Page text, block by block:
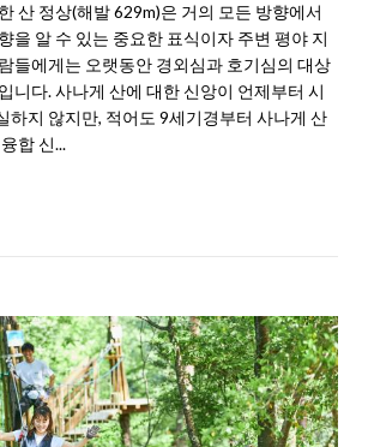
산 정상(해발 629m)은 거의 모든 방향에서
을 알 수 있는 중요한 표식이자 주변 평야 지
들에게는 오랫동안 경외심과 호기심의 대상
니다. 사나게 산에 대한 신앙이 언제부터 시
하지 않지만, 적어도 9세기경부터 사나게 산
합 신...